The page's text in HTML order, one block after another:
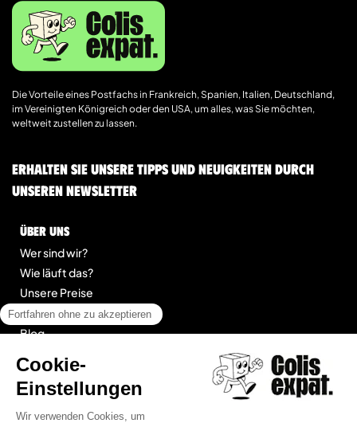
Die Vorteile eines Postfachs in Frankreich, Spanien, Italien, Deutschland,
im Vereinigten Königreich oder den USA, um alles, was Sie möchten,
weltweit zustellen zu lassen.
Erhalten Sie unsere Tipps und Neuigkeiten durch
unseren Newsletter
Über uns
Wer sind wir?
Wie läuft das?
Unsere Preise
Kontakt
Blog
legal
Impressum
Allgemeine Geschäftsbedingungen für Dienstleistungen